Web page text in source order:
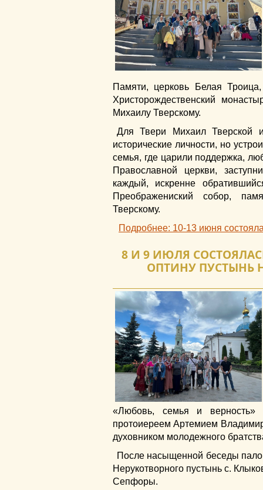
Памяти, церковь Белая
Христорождественский
Михаилу Тверскому.
Для Твери Михаил
исторические личности, но
семья, где царили поддержка,
Православной церкви,
каждый, искренне
Преображениский собор,
Тверскому.
Подробнее: 10-13 июня
8 И 9 ИЮЛЯ
ОПТИНУ ПУСТЫНЬ
«Любовь, семья и верность»
протоиереем Артемием
духовником молодежного
После насыщенной беседы
Нерукотворного пустынь с.
Сепфоры.